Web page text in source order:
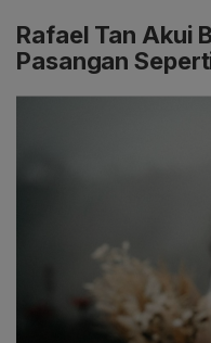
Rafael Tan Akui
Pasangan